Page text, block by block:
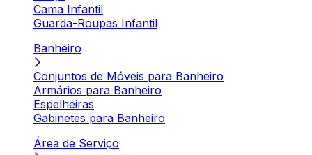
Cama Infantil
Guarda-Roupas Infantil
Banheiro
Conjuntos de Móveis para Banheiro
Armários para Banheiro
Espelheiras
Gabinetes para Banheiro
Área de Serviço